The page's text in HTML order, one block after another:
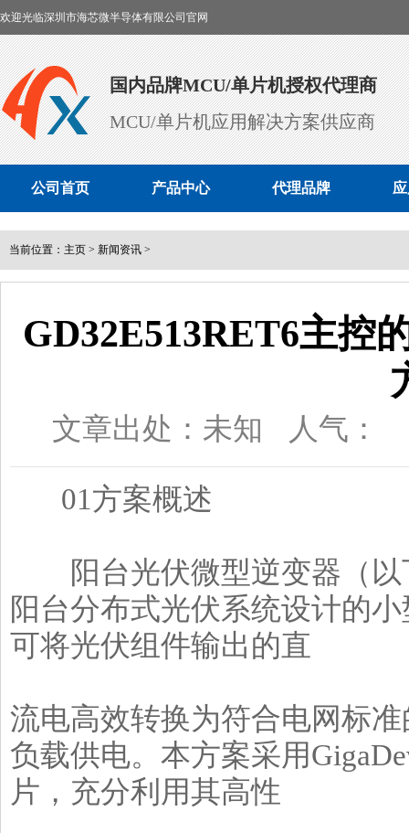
欢迎光临深圳市海芯微半导体有限公司官网
国内品牌MCU/单片机授权代理商
MCU/单片机应用解决方案供应商
公司首页 产品中心 代理品牌
当前位置： 主页 > 新闻资讯 >
GD32E513RET6主控
文章出处：未知 人气：
01方案概述
阳台光伏微型逆变器（以
阳台分布式光伏系统设计的
可将光伏组件输出的直
流电高效转换为符合电网标
负载供电。本方案采用
片，充分利用其高性